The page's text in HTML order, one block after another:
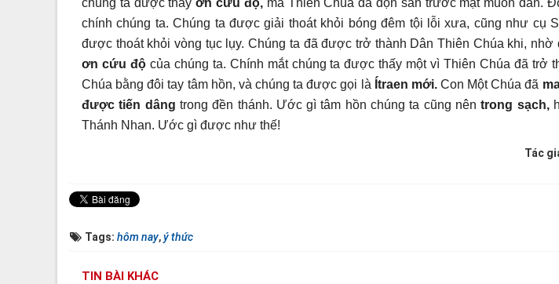
chính chúng ta. Chúng ta được giải thoát khỏi bóng đêm tội lỗi xưa, cũng như cụ
được thoát khỏi vòng tục lụy. Chúng ta đã được trở thành Dân Thiên Chúa khi,
ơn cứu độcủa chúng ta. Chính mắt chúng ta được thấy một vì Thiên Chúa đã trở
Chúa bằng đôi tay tâm hồn, và chúng ta được gọi là Ítraen mới.Con Một Chúa đã
được tiến dâng trong đền thánh. Ước gì tâm hồn chúng ta cũng nêntrong sạch,
Thánh Nhan. Ước gì được như thế!
Tác
Tags: hôm nay,ý thức
TIN BÀI KHÁC